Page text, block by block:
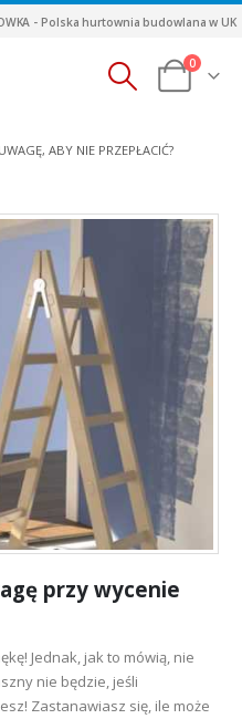
- Polska hurtownia budowlana w UK
0
ABY NIE PRZEPŁACIĆ?
przy wycenie
Jednak, jak to mówią, nie
nie będzie, jeśli
Zastanawiasz się, ile może